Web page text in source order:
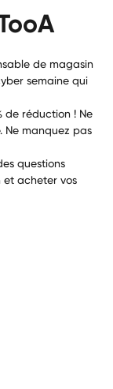
de magasin
semaine qui
de réduction ! Ne
Ne manquez pas
questions
et acheter vos